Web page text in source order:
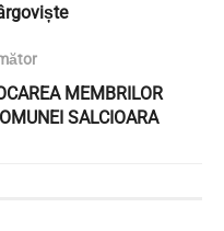
MEMBRILOR
SALCIOARA